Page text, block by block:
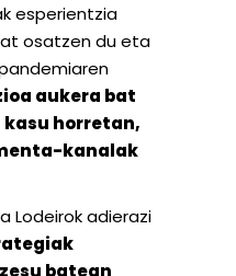
esperientzia
osatzen du eta
aukera bat
horretan,
kanalak
Lodeirok adierazi
batean